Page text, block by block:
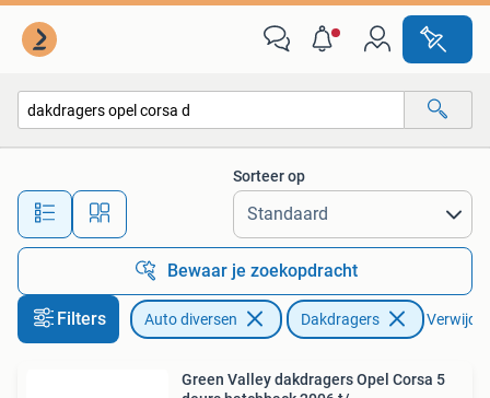
Alle afstanden…
Sorteer op
Bewaar je zoekopdracht
Filters Auto diversen Dakdragers
Green Valley dakdragers Opel Corsa 5